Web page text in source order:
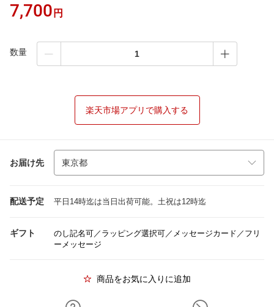
7,700 円
数量
楽天市場アプリで購入する
お届け先
配送予定 平日14時迄は当日出荷可能。土祝は12時迄
ギフト
のし記名可／ラッピング選択可／メッセージカード／フリ
ーメッセージ
商品をお気に入りに追加